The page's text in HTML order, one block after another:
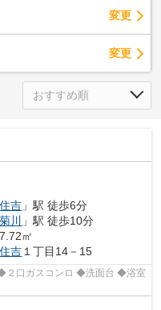
変更
変更
住吉 」駅 徒歩6分
菊川
」駅 徒歩10分
㎡
住吉 １丁目14－15
口ガスコンロ ◆洗面台 ◆浴室